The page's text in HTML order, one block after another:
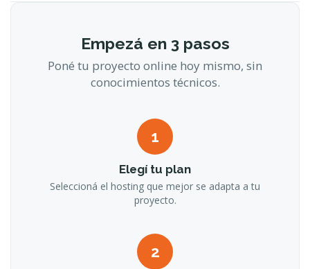
Empezá en 3 pasos
Poné tu proyecto online hoy mismo, sin
conocimientos técnicos.
1
Elegí tu plan
Seleccioná el hosting que mejor se adapta a tu
proyecto.
2